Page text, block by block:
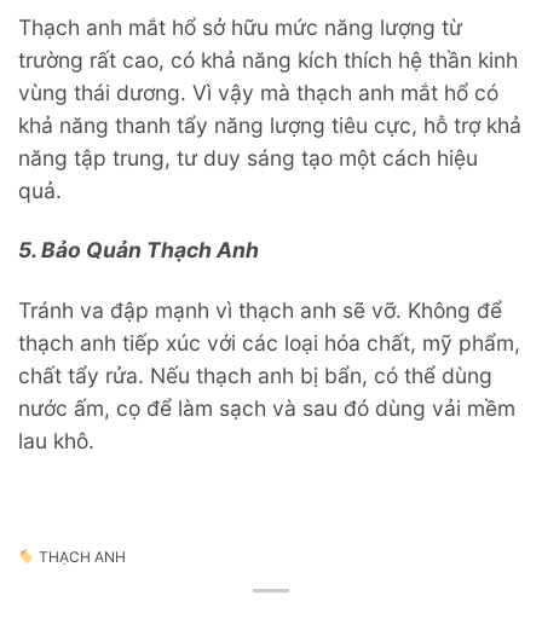
Thạch anh mắt hổ sở hữu mức năng lượng từ
trường rất cao, có khả năng kích thích hệ thần kinh
vùng thái dương. Vì vậy mà thạch anh mắt hổ có
khả năng thanh tẩy năng lượng tiêu cực, hỗ trợ khả
năng tập trung, tư duy sáng tạo một cách hiệu
quả.
5. Bảo Quản Thạch Anh
Tránh va đập mạnh vì thạch anh sẽ vỡ. Không để
thạch anh tiếp xúc với các loại hóa chất, mỹ phẩm,
chất tẩy rửa. Nếu thạch anh bị bẩn, có thể dùng
nước ấm, cọ để làm sạch và sau đó dùng vải mềm
lau khô.
THẠCH ANH